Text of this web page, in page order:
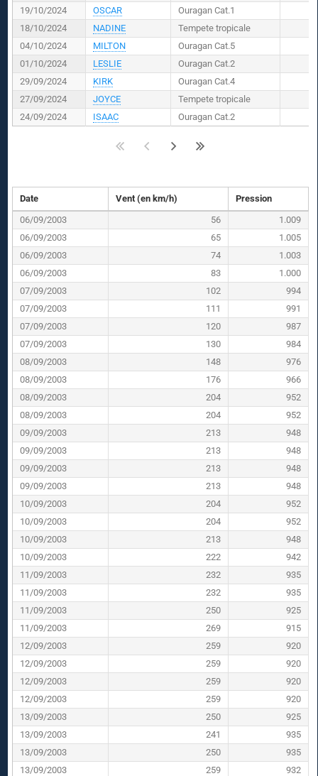
19/10/2024
OSCAR
Ouragan Cat.1
18/10/2024
NADINE
Tempete tropicale
04/10/2024
MILTON
Ouragan Cat.5
01/10/2024
LESLIE
Ouragan Cat.2
29/09/2024
KIRK
Ouragan Cat.4
27/09/2024
JOYCE
Tempete tropicale
24/09/2024
ISAAC Ouragan Cat.2
Date Vent (en km/h)
Pression
06/09/2003
56
1.009
06/09/2003
65
1.005
06/09/2003
74
1.003
06/09/2003
83
1.000
07/09/2003
102
994
07/09/2003
111
991
07/09/2003
120
987
07/09/2003
130
984
08/09/2003
148
976
08/09/2003
176
966
08/09/2003
204
952
08/09/2003
204
952
09/09/2003
213
948
09/09/2003
213
948
09/09/2003
213
948
09/09/2003
213
948
10/09/2003
204
952
10/09/2003
204
952
10/09/2003
213
948
10/09/2003
222
942
11/09/2003
232
935
11/09/2003
232
935
11/09/2003
250
925
11/09/2003
269
915
12/09/2003
259
920
12/09/2003
259
920
12/09/2003
259
920
12/09/2003
259
920
13/09/2003
250
925
13/09/2003
241
935
13/09/2003
250
935
13/09/2003
259 932